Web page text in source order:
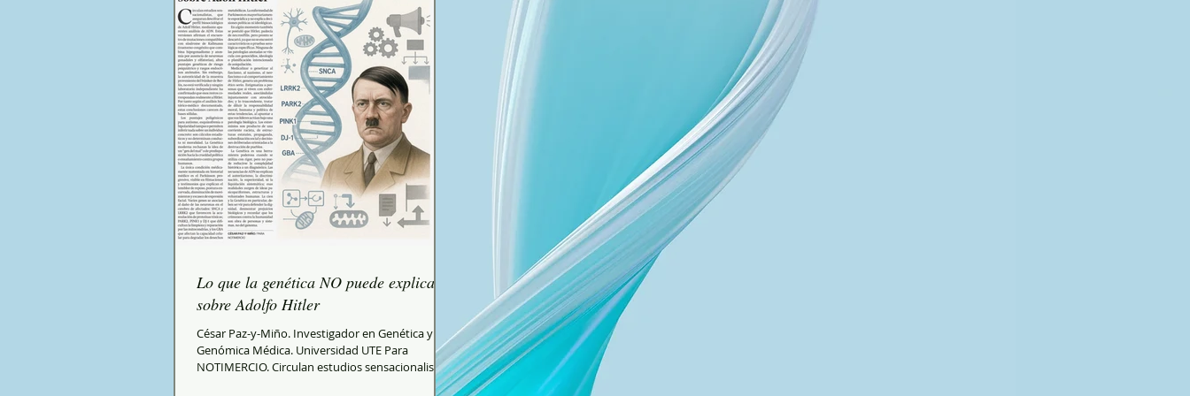
Lo que la genética NO puede explicar
sobre Adolfo Hitler
César Paz-y-Miño. Investigador en Genética y
Genómica Médica. Universidad UTE Para
NOTIMERCIO. Circulan estudios sensacionalistas,
que aseguran descifrar el perfil biosociológico de